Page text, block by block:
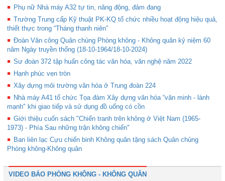
Phụ nữ Nhà máy A32 tự tin, năng động, đảm đang
Trường Trung cấp Kỹ thuật PK-KQ tổ chức nhiều hoạt động hiệu quả,
thiết thực trong “Tháng thanh niên”
Đoàn Văn công Quân chủng Phòng không - Không quân kỷ niệm 60
năm Ngày truyền thống (18-10-1964/18-10-2024)
Sư đoàn 372 tập huấn công tác văn hóa, văn nghệ năm 2022
Hạnh phúc vẹn tròn
Xây dựng môi trường văn hóa ở Trung đoàn 224
Nhà máy A41 tổ chức Tọa đàm Xây dựng văn hóa “văn minh - lành
mạnh" khi giao tiếp và sử dụng đồ uống có cồn
Giới thiệu cuốn sách "Chiến tranh trên không ở Việt Nam (1965-
1973) - Phía Sau những trận không chiến"
Ban liên lạc Cựu chiến binh Không quân tặng sách Quân chủng
Phòng không-Không quân
VIDEO BÁO PHÒNG KHÔNG - KHÔNG QUÂN